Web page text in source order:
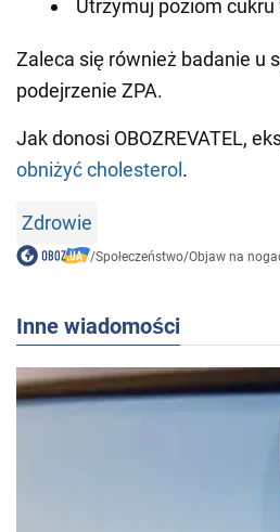
Utrzymuj poziom
Zaleca się również badanie u
podejrzenie ZPA.
Jak donosi OBOZREVATEL,
obniżyć cholesterol .
Zdrowie
/Społeczeństwo/Objaw na
Inne wiadomości